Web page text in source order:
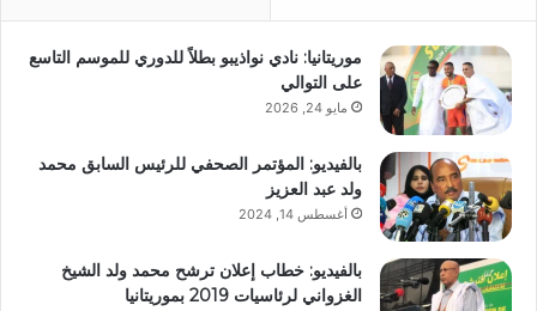
موريتانيا: نادي نواذيبو بطلاً للدوري للموسم التاسع
على التوالي
مايو 24, 2026
بالفيديو: المؤتمر الصحفي للرئيس السابق محمد
ولد عبد العزيز
أغسطس 14, 2024
بالفيديو: خطاب إعلان ترشح محمد ولد الشيخ
الغزواني لرئاسيات 2019 بموريتانيا